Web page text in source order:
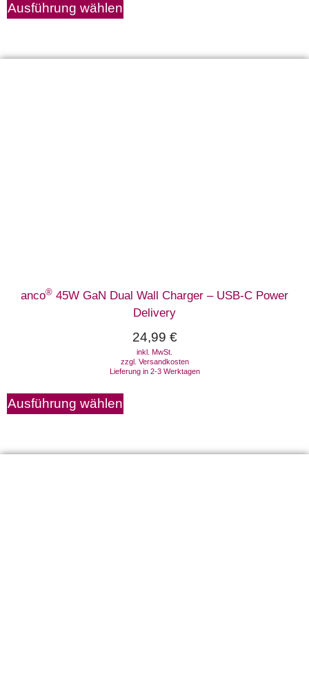
Ausführung wählen
anco® 45W GaN Dual Wall Charger – USB-C Power
Delivery
24,99 €
inkl. MwSt.
zzgl. Versandkosten
Lieferung in 2-3 Werktagen
Ausführung wählen